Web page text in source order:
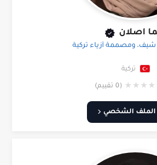
اصلان
ومصممة أزياء تركية
تركية
★
★
★
★ (0 تقييم)
الشخصي